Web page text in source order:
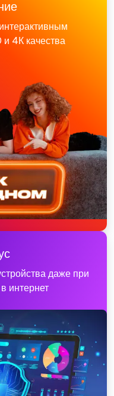
4К качества
даже при
интернет